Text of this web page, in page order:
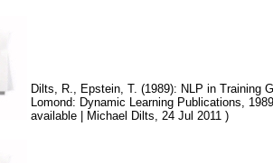
Dilts, R., Epstein, T. (1989): NLP in Training
Lomond: Dynamic Learning Publications,
available | Michael Dilts, 24 Jul 2011 )